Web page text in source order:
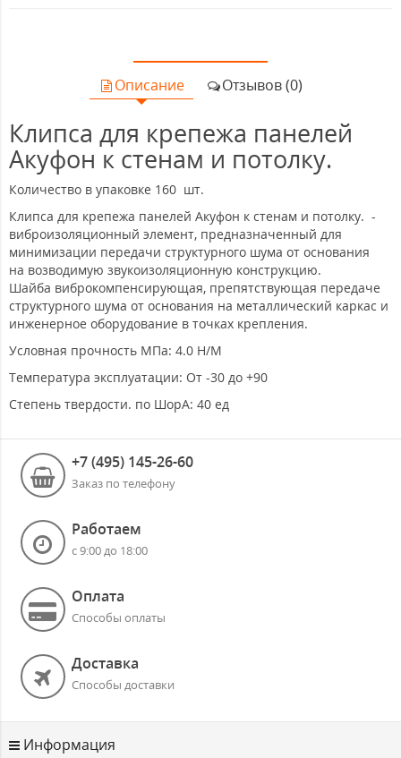
Описание Отзывов (0)
Клипса для крепежа панелей
Акуфон к стенам и потолку.
Количество в упаковке 160 шт.
Клипса для крепежа панелей Акуфон к стенам и потолку. -
виброизоляционный элемент, предназначенный для
минимизации передачи структурного шума от основания
на возводимую звукоизоляционную конструкцию.
Шайба виброкомпенсирующая, препятствующая передаче
структурного шума от основания на металлический каркас и
инженерное оборудование в точках крепления.
Условная прочность МПа: 4.0 Н/М
Температура эксплуатации: От -30 до +90
Степень твердости. по ШорА: 40 ед
+7 (495) 145-26-60
Заказ по телефону
Работаем
с 9:00 до 18:00
Оплата
Способы оплаты
Доставка
Способы доставки
Информация